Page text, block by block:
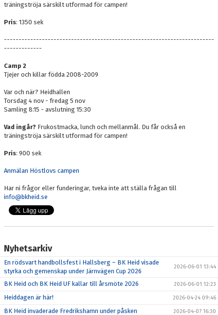
träningströja särskilt utformad för campen!
Pris: 1350 sek
------------------------------------------------------------------------
-------------
Camp 2
Tjejer och killar födda 2008-2009
Var och när? Heidhallen
Torsdag 4 nov - fredag 5 nov
Samling 8:15 - avslutning 15:30
Vad ingår? Frukostmacka, lunch och mellanmål. Du får också en
träningströja särskilt utformad för campen!
Pris: 900 sek
Anmälan Höstlovs campen
Har ni frågor eller funderingar, tveka inte att ställa frågan till
info@bkheid.se
Nyhetsarkiv
En rödsvart handbollsfest i Hallsberg – BK Heid visade
styrka och gemenskap under Järnvägen Cup 2026
2026-06-01 13:44
BK Heid och BK Heid UF kallar till årsmöte 2026 2026-06-01 12:23
Heiddagen är här! 2026-04-24 09:46
BK Heid invaderade Fredrikshamn under påsken 2026-04-07 16:30